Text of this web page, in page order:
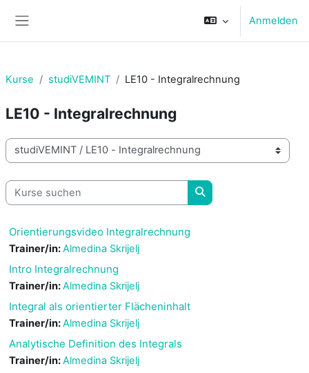
Anmelden
Kurse studiVEMINT LE10 - Integralrechnung
LE10 - Integralrechnung
Kursbereiche
Kurse suchen
Kurse suchen
Orientierungsvideo Integralrechnung
Trainer/in:Almedina Skrijelj
Intro Integralrechnung
Trainer/in:Almedina Skrijelj
Integral als orientierter Flächeninhalt
Trainer/in:Almedina Skrijelj
Analytische Definition des Integrals
Trainer/in:Almedina Skrijelj